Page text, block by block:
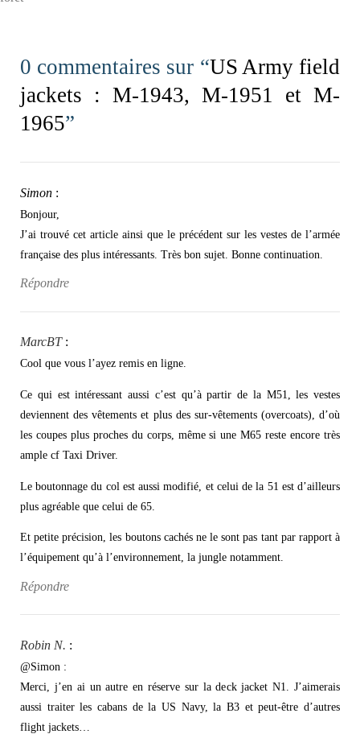
0 commentaires sur “US Army field
jackets : M-1943, M-1951 et M-
1965”
Simon :
Bonjour,
J’ai trouvé cet article ainsi que le précédent sur les vestes de l’armée
française des plus intéressants. Très bon sujet. Bonne continuation.
Répondre
MarcBT :
Cool que vous l’ayez remis en ligne.
Ce qui est intéressant aussi c’est qu’à partir de la M51, les vestes
deviennent des vêtements et plus des sur-vêtements (overcoats), d’où
les coupes plus proches du corps, même si une M65 reste encore très
ample cf Taxi Driver.
Le boutonnage du col est aussi modifié, et celui de la 51 est d’ailleurs
plus agréable que celui de 65.
Et petite précision, les boutons cachés ne le sont pas tant par rapport à
l’équipement qu’à l’environnement, la jungle notamment.
Répondre
Robin N. :
@Simon :
Merci, j’en ai un autre en réserve sur la deck jacket N1. J’aimerais
aussi traiter les cabans de la US Navy, la B3 et peut-être d’autres
flight jackets…